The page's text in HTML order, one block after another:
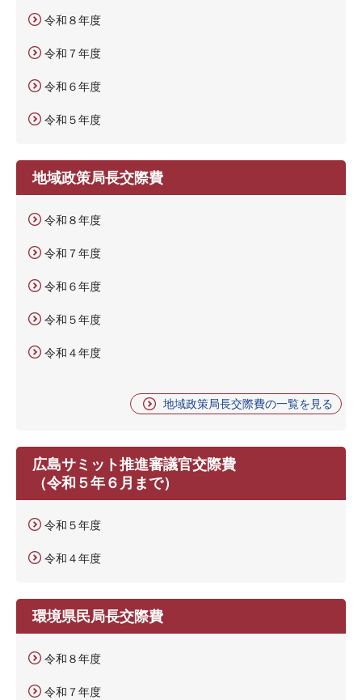
令和８年度
令和７年度
令和６年度
令和５年度
地域政策局長交際費
令和８年度
令和７年度
令和６年度
令和５年度
令和４年度
地域政策局長交際費の一覧を見る
広島サミット推進審議官交際費
（令和５年６月まで）
令和５年度
令和４年度
環境県民局長交際費
令和８年度
令和７年度